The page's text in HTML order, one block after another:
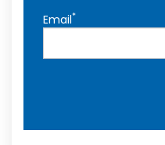
Email*